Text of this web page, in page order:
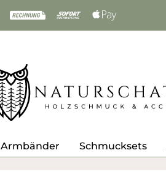
Armbänder Schmucksets